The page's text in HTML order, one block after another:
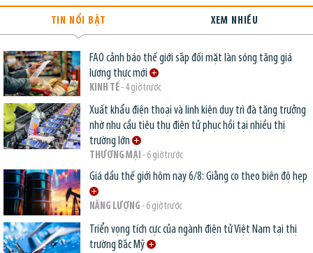
TIN NỔI BẬT XEM NHIỀU
FAO cảnh báo thế giới sắp đối mặt làn sóng tăng giá
lương thực mới
KINH TẾ- 4 giờ trước
Xuất khẩu điện thoại và linh kiện duy trì đà tăng trưởng
nhờ nhu cầu tiêu thụ điện tử phục hồi tại nhiều thị
trường lớn
THƯƠNG MẠI - 6 giờ trước
Giá dầu thế giới hôm nay 6/8: Giằng co theo biên độ hẹp
NĂNG LƯỢNG - 6 giờ trước
Triển vọng tích cực của ngành điện tử Việt Nam tại thị
trường Bắc Mỹ